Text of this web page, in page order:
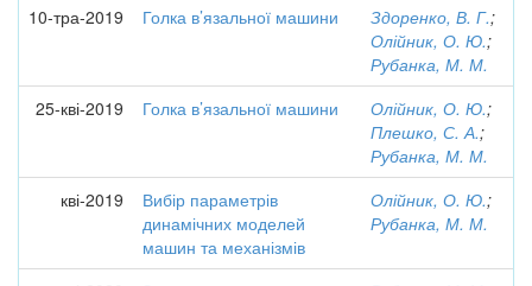
10-тра-2019 Голка в’язальної машини Здоренко, В. Г.;
Олійник, О. Ю.;
Рубанка, М. М.
25-кві-2019
Голка в’язальної машини Олійник, О. Ю.;
Плешко, С. А.;
Рубанка, М. М.
кві-2019
Вибір параметрів
динамічних моделей
машин та механізмів
Олійник, О. Ю.;
Рубанка, М. М.